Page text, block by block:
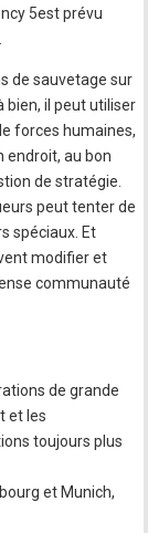
5est prévu
de sauvetage sur
bien, il peut utiliser
forces humaines,
endroit, au bon
de stratégie.
peut tenter de
spéciaux. Et
modifier et
communauté
de grande
et les
toujours plus
et Munich,